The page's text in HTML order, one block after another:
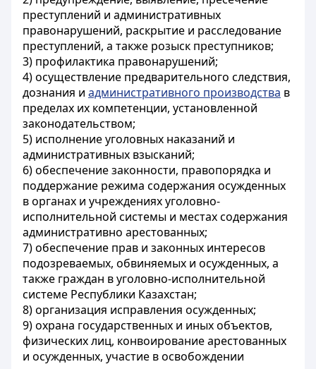
преступлений и административных
правонарушений, раскрытие и расследование
преступлений, а также розыск преступников;
3) профилактика правонарушений;
4) осуществление предварительного следствия,
дознания и административного производства в
пределах их компетенции, установленной
законодательством;
5) исполнение уголовных наказаний и
административных взысканий;
6) обеспечение законности, правопорядка и
поддержание режима содержания осужденных
в органах и учреждениях уголовно-
исполнительной системы и местах содержания
административно арестованных;
7) обеспечение прав и законных интересов
подозреваемых, обвиняемых и осужденных, а
также граждан в уголовно-исполнительной
системе Республики Казахстан;
8) организация исправления осужденных;
9) охрана государственных и иных объектов,
физических лиц, конвоирование арестованных
и осужденных, участие в освобождении